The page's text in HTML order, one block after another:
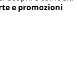
e promozioni